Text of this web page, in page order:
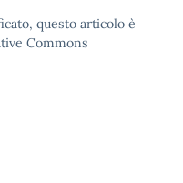
questo articolo è
Commons